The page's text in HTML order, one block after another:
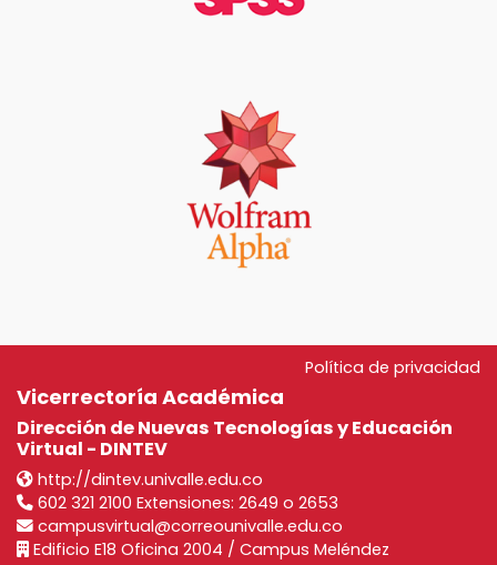
Política de privacidad
Vicerrectoría Académica
Dirección de Nuevas Tecnologías y Educación
Virtual - DINTEV
http://dintev.univalle.edu.co
602 321 2100 Extensiones: 2649 o 2653
campusvirtual@correounivalle.edu.co
Edificio E18 Oficina 2004 / Campus Meléndez